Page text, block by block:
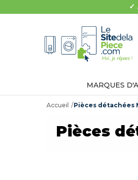
✓
MARQUES
Accueil Pièces détachées
Pièces